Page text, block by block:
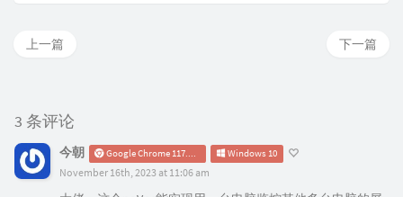
下一篇
上一篇
3 条评论
今朝 Google Chrome 117.0.0.0 Windows 10
November 16th, 2023 at 11:06 am